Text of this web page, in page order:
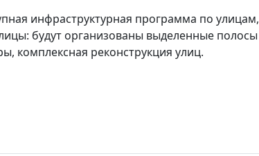
инфраструктурная программа по улицам,
будут организованы выделенные полосы
комплексная реконструкция улиц.